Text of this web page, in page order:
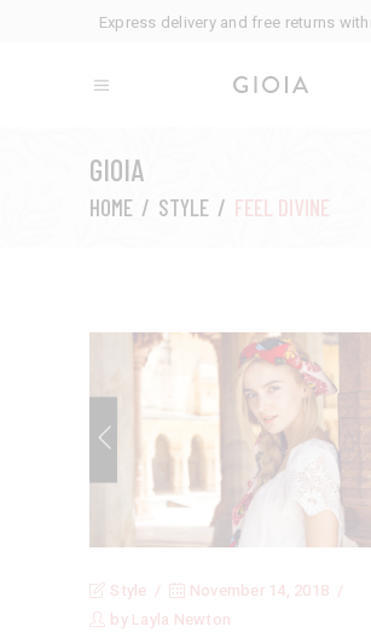
Express delivery and free returns
GIOIA
HOME / STYLE / FEEL DIVINE
Style
November 14, 2018
by Layla Newton